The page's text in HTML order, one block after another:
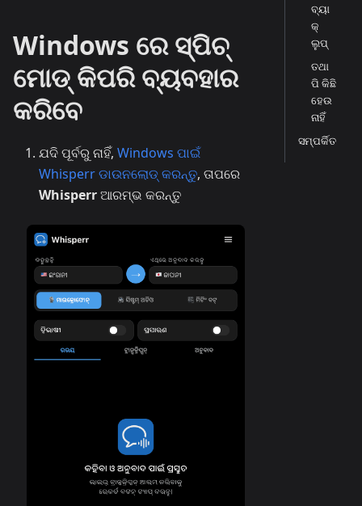
Windows ରେ ସ୍ପିଚ୍
ମୋଡ୍ କିପରି ବ୍ୟବହାର
କରିବେ
ଯଦି ପୂର୍ବରୁ ନାହିଁ, Windows ପାଇଁ
Whisperr ଡାଉନଲୋଡ୍ କରନ୍ତୁ, ତାପରେ
Whisperrଆରମ୍ଭ କରନ୍ତୁ
ବ୍ୟା
କ୍
ଲୁପ୍
ତଥା
ପି କିଛି
ହେଉ
ନାହିଁ
ସମ୍ପର୍କିତ